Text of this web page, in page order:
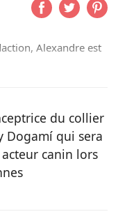
Alexandre est
jeune âge. Après
compagnons
du collier
Dogamí qui sera
canin lors